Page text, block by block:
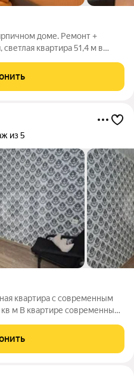
доме. Ремонт +
из 5
квартира с современным
м В квартире современный
плиткой, новые